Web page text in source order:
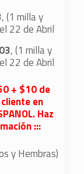
, (1 milla y
22 de Abril
, (1 milla y
22 de Abril
+ $10 de
en
Haz
:::
y Hembras)